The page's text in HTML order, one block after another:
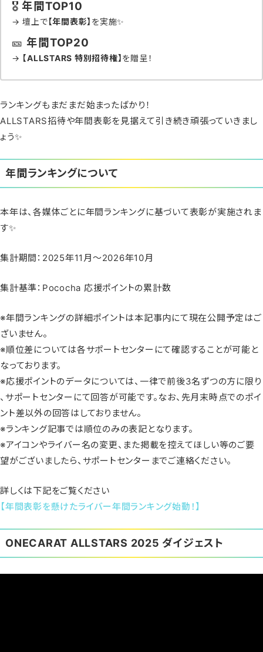
🎖年間TOP10
→ 壇上で 【年間表彰】 を実施✨
🎫年間TOP20
→ 【ALLSTARS 特別招待権】 を贈呈！
ランキングもまだまだ始まったばかり！
ALLSTARS招待や年間表彰を見据えて引き続き頑張っていきまし
ょう✨
年間ランキングについて
本年は、各媒体ごとに年間ランキングに基づいて表彰が実施されま
す✨
集計期間：2025年11月〜2026年10月
集計基準：Pococha 応援ポイントの累計数
※年間ランキングの詳細ポイントは本記事内にて現在公開予定はご
ざいません。
※順位差については各サポートセンターにて確認することが可能と
なっております。
※応援ポイントのデータについては、一律で前後3名ずつの方に限り
、サポートセンターにて回答が可能です。なお、先月末時点でのポイ
ント差以外の回答はしておりません。
※ランキング記事では順位のみの表記となります。
※アイコンやライバー名の変更、また掲載を控えてほしい等のご要
望がございましたら、サポートセンターまでご連絡ください。
詳しくは下記をご覧ください
【年間表彰を懸けたライバー年間ランキング始動！】
ONECARAT ALLSTARS 2025 ダイジェスト